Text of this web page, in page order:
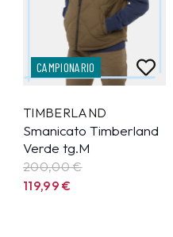
CAMPIONARIO
TIMBERLAND
Smanicato Timberland
Verde tg.M
200,00 €
119,99€